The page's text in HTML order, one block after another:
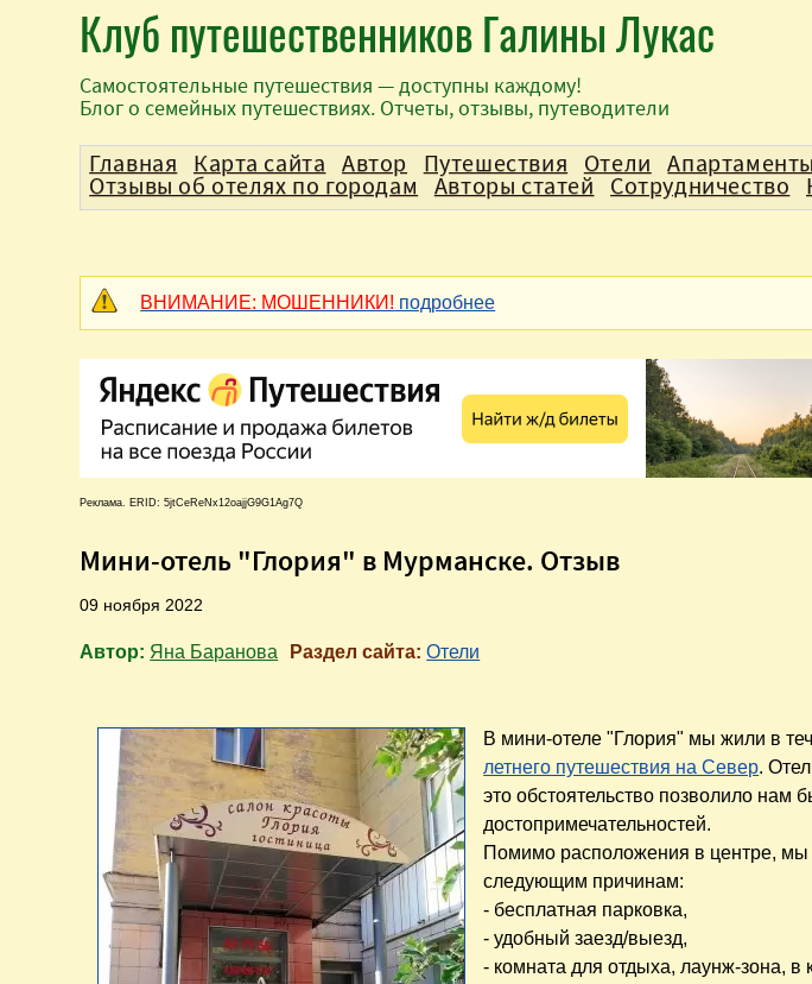
Клуб путешественников Галины Лукас
Самостоятельные путешествия — доступны каждому!
Блог о семейных путешествиях. Отчеты, отзывы, путеводители
ВНИМАНИЕ: МОШЕННИКИ! подробнее
Реклама. ERID: 5jtCeReNx12oajjG9G1Ag7Q
Мини-отель "Глория" в Мурманске. Отзыв
09 ноября 2022
Автор: Яна Баранова Раздел сайта:Отели
В мини-отеле "Глория" мы жили в
летнего путешествия на Север.
это обстоятельство позволило нам
достопримечательностей.
Помимо расположения в центре,
следующим причинам:
- бесплатная парковка,
- удобный заезд/выезд,
- комната для отдыха, лаунж-зона, в
Главная Карта сайта Автор Путешествия Отели Апартаменты
Отзывы об отелях по городам Авторы статей Сотрудничество